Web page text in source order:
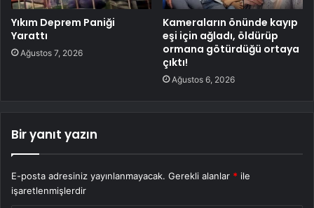
Yıkım Deprem Paniği
Yarattı
Ağustos 7, 2026
Kameraların önünde kayıp
eşi için ağladı, öldürüp
ormana götürdüğü ortaya
çıktı!
Ağustos 6, 2026
Bir yanıt yazın
E-posta adresiniz yayınlanmayacak. Gerekli alanlar * ile
işaretlenmişlerdir